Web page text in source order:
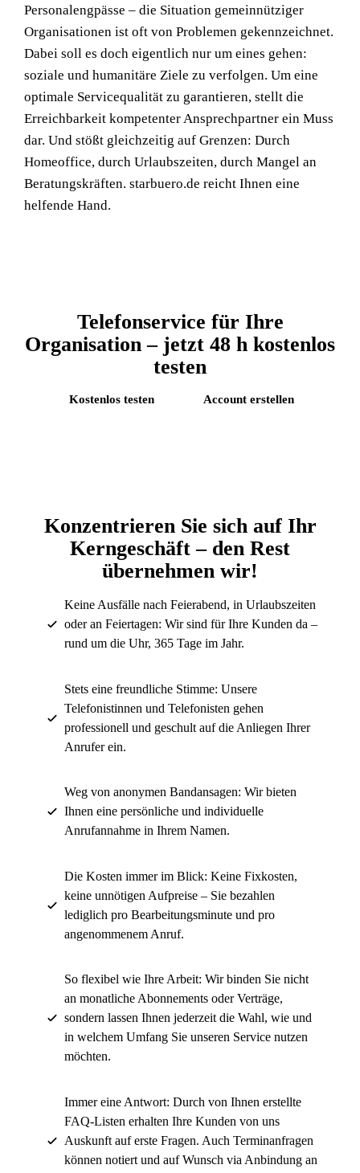
Personalengpässe – die Situation gemeinnütziger
Organisationen ist oft von Problemen gekennzeichnet.
Dabei soll es doch eigentlich nur um eines gehen:
soziale und humanitäre Ziele zu verfolgen. Um eine
optimale Servicequalität zu garantieren, stellt die
Erreichbarkeit kompetenter Ansprechpartner ein Muss
dar. Und stößt gleichzeitig auf Grenzen: Durch
Homeoffice, durch Urlaubszeiten, durch Mangel an
Beratungskräften. starbuero.de reicht Ihnen eine
helfende Hand.
Telefonservice für Ihre
Organisation – jetzt 48 h kostenlos
testen
Kostenlos testen Account erstellen
Konzentrieren Sie sich auf Ihr
Kerngeschäft – den Rest
übernehmen wir!
Keine Ausfälle nach Feierabend, in Urlaubszeiten
oder an Feiertagen: Wir sind für Ihre Kunden da –
rund um die Uhr, 365 Tage im Jahr.
Stets eine freundliche Stimme: Unsere
Telefonistinnen und Telefonisten gehen
professionell und geschult auf die Anliegen Ihrer
Anrufer ein.
Weg von anonymen Bandansagen: Wir bieten
Ihnen eine persönliche und individuelle
Anrufannahme in Ihrem Namen.
Die Kosten immer im Blick: Keine Fixkosten,
keine unnötigen Aufpreise – Sie bezahlen
lediglich pro Bearbeitungsminute und pro
angenommenem Anruf.
So flexibel wie Ihre Arbeit: Wir binden Sie nicht
an monatliche Abonnements oder Verträge,
sondern lassen Ihnen jederzeit die Wahl, wie und
in welchem Umfang Sie unseren Service nutzen
möchten.
Immer eine Antwort: Durch von Ihnen erstellte
FAQ-Listen erhalten Ihre Kunden von uns
Auskunft auf erste Fragen. Auch Terminanfragen
können notiert und auf Wunsch via Anbindung an